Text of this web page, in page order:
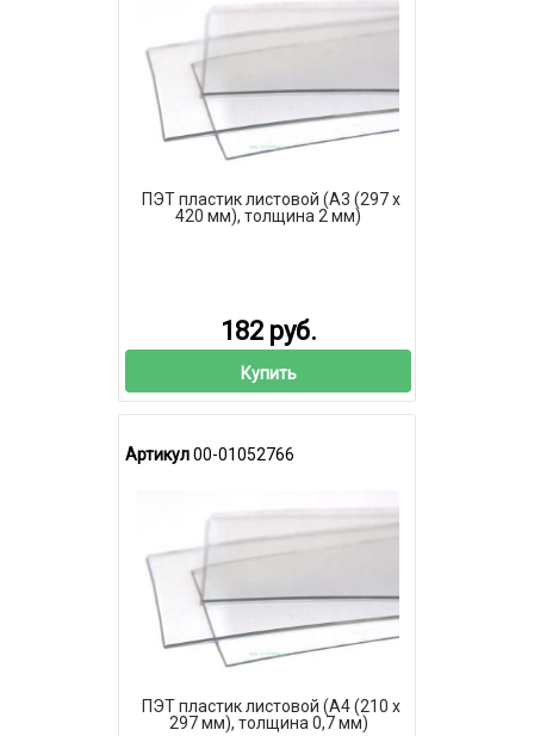
ПЭТ пластик листовой (А3 (297 х
420 мм), толщина 2 мм)
182 руб.
Купить
Артикул00-01052766
ПЭТ пластик листовой (А4 (210 х
297 мм), толщина 0,7 мм)